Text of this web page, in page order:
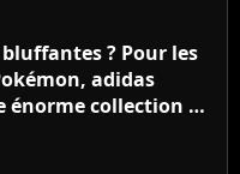
? Pour les
adidas
énorme collection de
ne sais pas quoi en